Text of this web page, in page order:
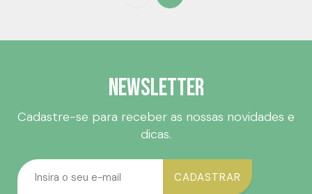
Newsletter
Cadastre-se para receber as nossas novidades e
dicas.